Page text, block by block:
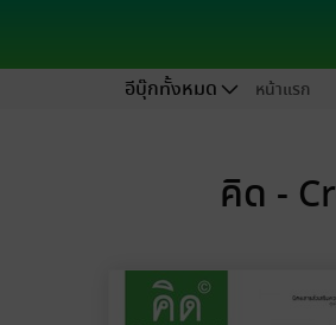
อีบุ๊กทั้งหมด หน้าแรก
คิด -